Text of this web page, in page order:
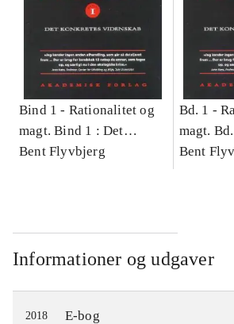
Bind 1 - Rationalitet og
magt. Bind 1 : Det
konkretes videnskab
Bent Flyvbjerg
Bd. 1 -
magt.
Bent
Informationer og udgaver
2018 E-bog